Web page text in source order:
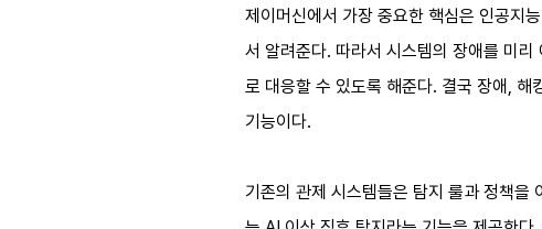
제이머신에서 가장 중요한 핵심은 인공지
서 알려준다. 따라서 시스템의 장애를 미
로 대응할 수 있도록 해준다. 결국 장애, 해
기능이다.
기존의 관제 시스템들은 탐지 룰과 정책을